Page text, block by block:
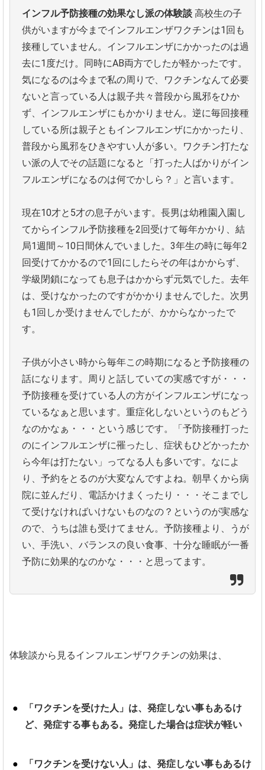
インフル予防接種の効果なし派の体験談 高校生の子
供がいますが今までインフルエンザワクチンは1回も
接種していません。インフルエンザにかかったのは過
去に1度だけ。同時にAB両方でしたが軽かったです。
気になるのは今まで私の周りで、ワクチンなんて必要
ないと言っている人は親子共々普段から風邪をひか
ず、インフルエンザにもかかりません。逆に毎回接種
している所は親子ともインフルエンザにかかったり、
普段から風邪をひきやすい人が多い。ワクチン打たな
い派の人でその話題になると「打った人ばかりがイン
フルエンザになるのは何でかしら？」と言います。
現在10才と5才の息子がいます。長男は幼稚園入園し
てからインフル予防接種を2回受けて毎年かかり、結
局1週間～10日間休んでいました。3年生の時に毎年2
回受けてかかるので1回にしたらその年はかからず、
学級閉鎖になっても息子はかからず元気でした。去年
は、受けなかったのですがかかりませんでした。次男
も1回しか受けませんでしたが、かからなかったで
す。
子供が小さい時から毎年この時期になると予防接種の
話になります。周りと話していての実感ですが・・・
予防接種を受けている人の方がインフルエンザになっ
ているなぁと思います。重症化しないというのもどう
なのかなぁ・・・という感じです。「予防接種打った
のにインフルエンザに罹ったし、症状もひどかったか
ら今年は打たない」ってなる人も多いです。なによ
り、予約をとるのが大変なんですよね。朝早くから病
院に並んだり、電話かけまくったり・・・そこまでし
て受けなければいけないものなの？というのが実感な
ので、うちは誰も受けてません。予防接種より、うが
い、手洗い、バランスの良い食事、十分な睡眠が一番
予防に効果的なのかな・・・と思ってます。
体験談から見るインフルエンザワクチンの効果は、
「ワクチンを受けた人」は、発症しない事もあるけ
ど、発症する事もある。発症した場合は症状が軽い
「ワクチンを受けない人」は、発症しない事もあるけ